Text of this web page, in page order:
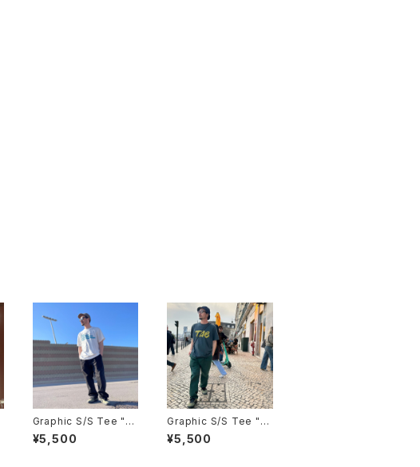
Graphic S/S Tee "T
HE WALL"
¥5,500
Graphic S/S Tee "G
ALO PAISELY"
¥5,500